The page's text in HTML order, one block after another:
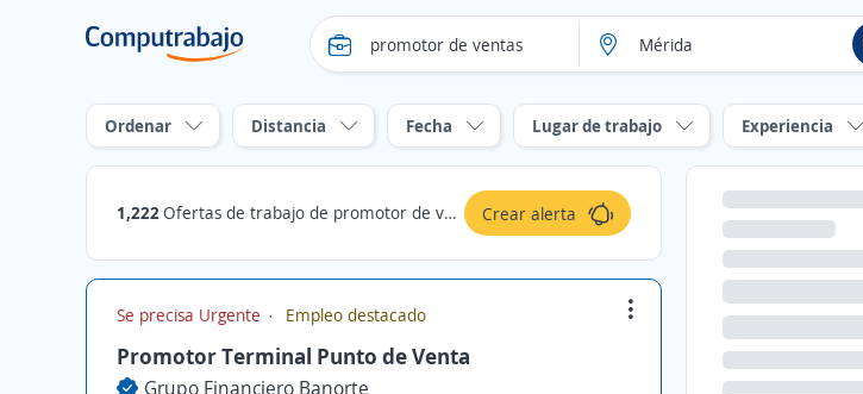
Ordenar Distancia Fecha Lugar de trabajo Experiencia
1,222Ofertas de trabajo de promotor de ventas en Mérida, Yucatán Crear alerta
Se precisa Urgente Empleo destacado
Promotor Terminal Punto de Venta
Grupo Financiero Banorte